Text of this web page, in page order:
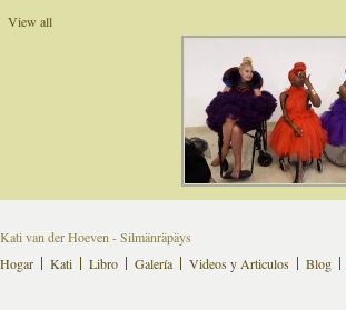
View all
Kati van der Hoeven - Silmänräpäys
Hogar
Kati Libro Galería Videos y Articulos Blog